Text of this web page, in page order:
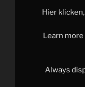
stratégieHier
Learn more
Always